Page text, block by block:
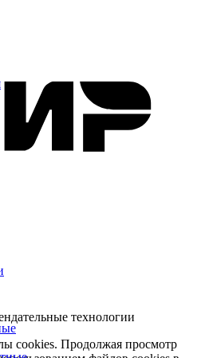
технологии
cookies. Продолжая просмотр